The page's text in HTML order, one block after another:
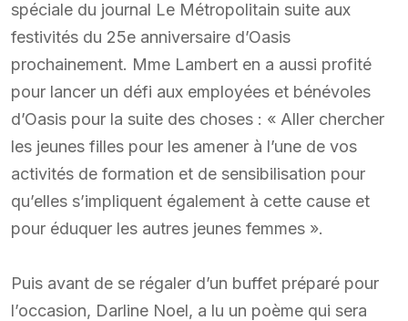
spéciale du journal Le Métropolitain suite aux
festivités du 25e anniversaire d’Oasis
prochainement. Mme Lambert en a aussi profité
pour lancer un défi aux employées et bénévoles
d’Oasis pour la suite des choses : « Aller chercher
les jeunes filles pour les amener à l’une de vos
activités de formation et de sensibilisation pour
qu’elles s’impliquent également à cette cause et
pour éduquer les autres jeunes femmes ».
Puis avant de se régaler d’un buffet préparé pour
l’occasion, Darline Noel, a lu un poème qui sera